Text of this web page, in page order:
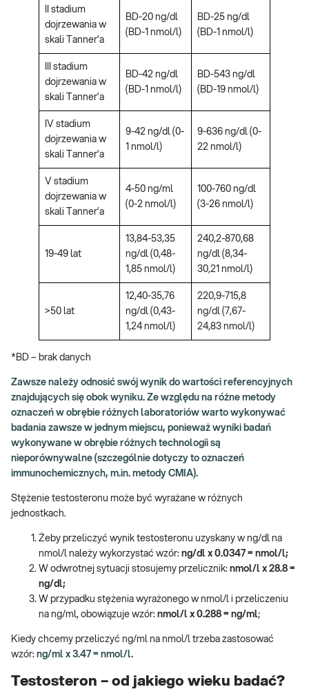
II stadium
dojrzewania w
skali Tanner’a
BD-20 ng/dl
(BD-1 nmol/l)
BD-25 ng/dl
(BD-1 nmol/l)
III stadium
dojrzewania w
skali Tanner’a
BD-42 ng/dl
(BD-1 nmol/l)
BD-543 ng/dl
(BD-19 nmol/l)
IV stadium
dojrzewania w
skali Tanner’a
9-42 ng/dl (0-
1 nmol/l)
9-636 ng/dl (0-
22 nmol/l)
V stadium
dojrzewania w
skali Tanner’a
4-50 ng/ml
(0-2 nmol/l)
100-760 ng/dl
(3-26 nmol/l)
19-49 lat
13,84-53,35
ng/dl (0,48-
1,85 nmol/l)
240,2-870,68
ng/dl (8,34-
30,21 nmol/l)
>50 lat
12,40-35,76
ng/dl (0,43-
1,24 nmol/l)
220,9-715,8
ng/dl (7,67-
24,83 nmol/l)
*BD – brak danych
Zawsze należy odnosić swój wynik do wartości referencyjnych
znajdujących się obok wyniku. Ze względu na różne metody
oznaczeń w obrębie różnych laboratoriów warto wykonywać
badania zawsze w jednym miejscu, ponieważ wyniki badań
wykonywane w obrębie różnych technologii są
nieporównywalne (szczególnie dotyczy to oznaczeń
immunochemicznych, m.in. metody CMIA).
Stężenie testosteronu może być wyrażane w różnych
jednostkach.
Żeby przeliczyć wynik testosteronu uzyskany w ng/dl na
nmol/l należy wykorzystać wzór: ng/dl x 0.0347 = nmol/l;
W odwrotnej sytuacji stosujemy przelicznik: nmol/l x 28.8 =
ng/dl;
W przypadku stężenia wyrażonego w nmol/l i przeliczeniu
na ng/ml, obowiązuje wzór: nmol/l x 0.288 = ng/ml;
Kiedy chcemy przeliczyć ng/ml na nmol/l trzeba zastosować
wzór: ng/ml x 3.47 = nmol/l.
Testosteron – od jakiego wieku badać?